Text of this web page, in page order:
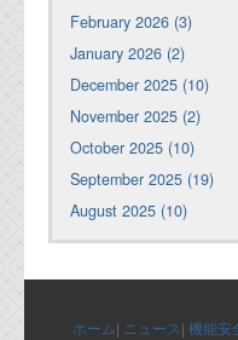
February 2026 (3)
January 2026 (2)
December 2025 (10)
November 2025 (2)
October 2025 (10)
September 2025 (19)
August 2025 (10)
ホーム| ニュース| 機能安